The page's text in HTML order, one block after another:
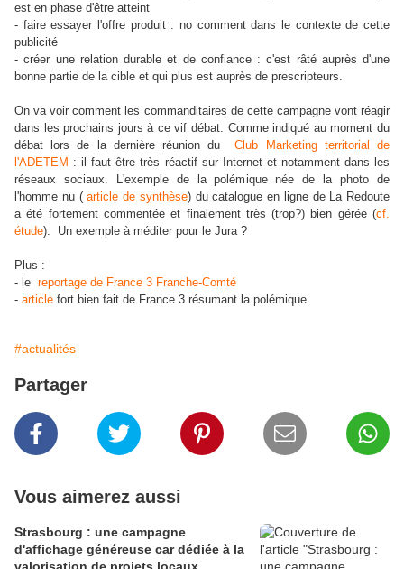
est en phase d'être atteint
- faire essayer l'offre produit : no comment dans le contexte de cette
publicité
- créer une relation durable et de confiance : c'est râté auprès d'une
bonne partie de la cible et qui plus est auprès de prescripteurs.
On va voir comment les commanditaires de cette campagne vont réagir
dans les prochains jours à ce vif débat. Comme indiqué au moment du
débat lors de la dernière réunion du
Club Marketing territorial de
l'ADETEM : il faut être très réactif sur Internet et notamment dans les
réseaux sociaux. L'exemple de la polémique née de la photo de
l'homme nu ( article de synthèse) du catalogue en ligne de La Redoute
a été fortement commentée et finalement très (trop?) bien gérée (cf.
étude). Un exemple à méditer pour le Jura ?
Plus :
- le reportage de France 3 Franche-Comté
- article fort bien fait de France 3 résumant la polémique
#actualités
Partager
Vous aimerez aussi
Strasbourg : une campagne
d'affichage généreuse car dédiée à la